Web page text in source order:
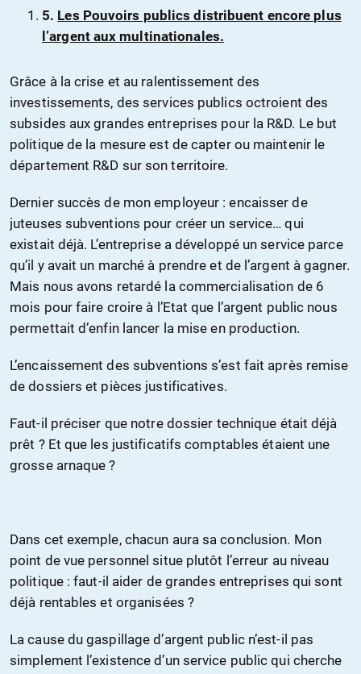
5. Les Pouvoirs publics distribuent encore plus
l’argent aux multinationales.
Grâce à la crise et au ralentissement des
investissements, des services publics octroient des
subsides aux grandes entreprises pour la R&D. Le but
politique de la mesure est de capter ou maintenir le
département R&D sur son territoire.
Dernier succès de mon employeur : encaisser de
juteuses subventions pour créer un service… qui
existait déjà. L’entreprise a développé un service parce
qu’il y avait un marché à prendre et de l’argent à gagner.
Mais nous avons retardé la commercialisation de 6
mois pour faire croire à l’Etat que l’argent public nous
permettait d’enfin lancer la mise en production.
L’encaissement des subventions s’est fait après remise
de dossiers et pièces justificatives.
Faut-il préciser que notre dossier technique était déjà
prêt ? Et que les justificatifs comptables étaient une
grosse arnaque ?
Dans cet exemple, chacun aura sa conclusion. Mon
point de vue personnel situe plutôt l’erreur au niveau
politique : faut-il aider de grandes entreprises qui sont
déjà rentables et organisées ?
La cause du gaspillage d’argent public n’est-il pas
simplement l’existence d’un service public qui cherche